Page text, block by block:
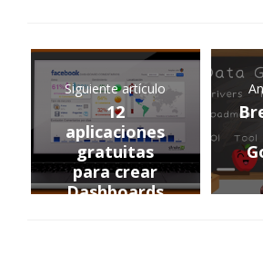
Siguiente artículo
12
aplicaciones
gratuitas
para crear
Dashboards